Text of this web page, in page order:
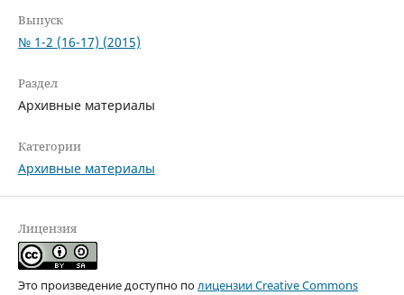
Выпуск
№ 1-2 (16-17) (2015)
Раздел
Архивные материалы
Категории
Архивные материалы
Лицензия
Это произведение доступно полицензии Creative Commons